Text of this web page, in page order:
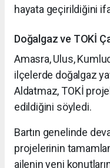
hayata geçirildiğini
Doğalgaz ve TOKİ
Amasra, Ulus,
ilçelerde doğalgaz
Aldatmaz, TOKİ
edildiğini söyledi.
Bartın genelinde
projelerinin
ailenin yeni